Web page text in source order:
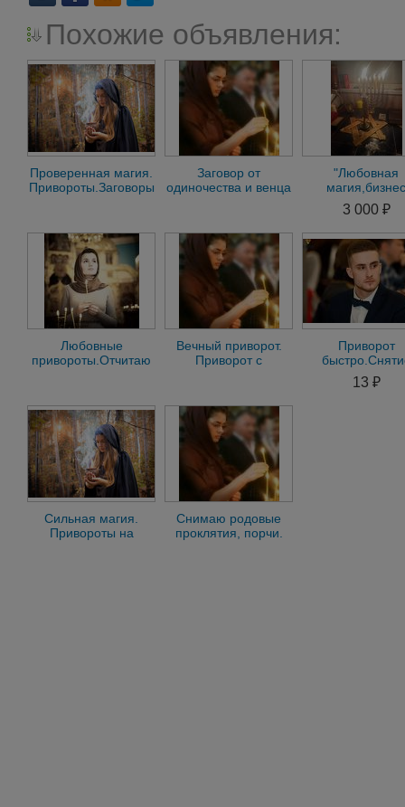
Похожие объявления:
Проверенная магия.
Привороты.Заговоры
Заговор от
одиночества и венца
"Любовная
магия,бизнес
магия,снятие
и
приворот
3 000 ₽
Любовные
привороты.Отчитаю
Вечный приворот.
Приворот с
порчи
Приворот
негатива и
13 ₽
Сильная магия.
Привороты на
Снимаю родовые
проклятия, порчи.